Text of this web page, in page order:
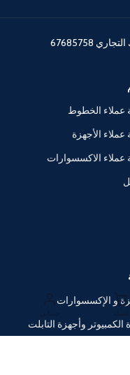
67685758
عملاء الخطوط
الأجهزة
عملاء الاكسسوارات
و الإكسسوارات
الكمبيوتر وأجهزة التابلت